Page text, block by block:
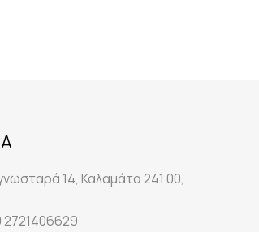
14, Καλαμάτα 241 00,
2721406629